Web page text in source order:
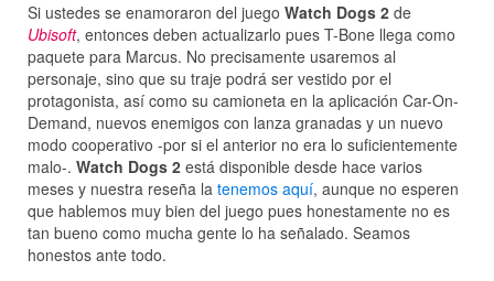
Si ustedes se enamoraron del juego Watch Dogs 2 de
Ubisoft, entonces deben actualizarlo pues T-Bone llega como
paquete para Marcus. No precisamente usaremos al
personaje, sino que su traje podrá ser vestido por el
protagonista, así como su camioneta en la aplicación Car-On-
Demand, nuevos enemigos con lanza granadas y un nuevo
modo cooperativo -por si el anterior no era lo suficientemente
malo-. Watch Dogs 2 está disponible desde hace varios
meses y nuestra reseña la tenemos aquí, aunque no esperen
que hablemos muy bien del juego pues honestamente no es
tan bueno como mucha gente lo ha señalado. Seamos
honestos ante todo.